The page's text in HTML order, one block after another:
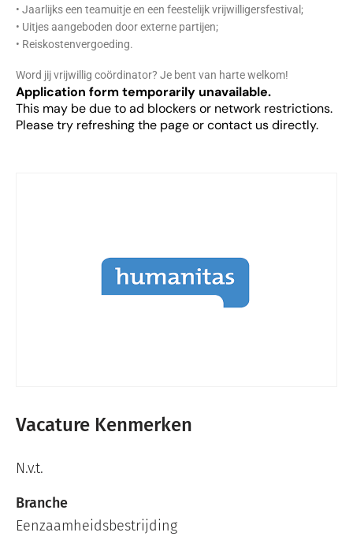
• Jaarlijks een teamuitje en een feestelijk vrijwilligersfestival;
• Uitjes aangeboden door externe partijen;
• Reiskostenvergoeding.
Word jij vrijwillig coördinator? Je bent van harte welkom!
Application form temporarily unavailable.
This may be due to ad blockers or network restrictions.
Please try refreshing the page or contact us directly.
Vacature Kenmerken
N.v.t.
Branche
Eenzaamheidsbestrijding